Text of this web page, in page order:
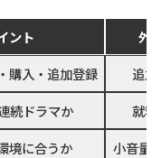
ント
外
購入・追加登録
追
続ドラマか
就寝
境に合うか
小音量